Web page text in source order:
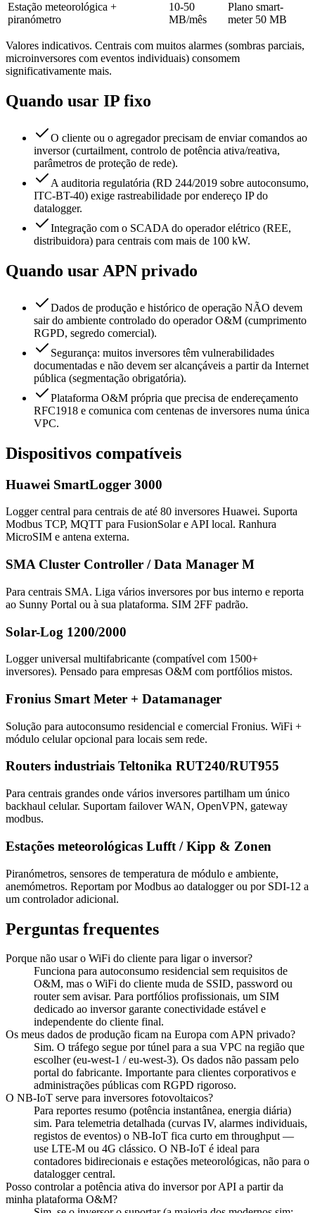
Estação meteorológica +
piranómetro
10-50
MB/mês
Plano smart-
meter 50 MB
Valores indicativos. Centrais com muitos alarmes (sombras parciais,
microinversores com eventos individuais) consomem
significativamente mais.
Quando usar IP fixo
O cliente ou o agregador precisam de enviar comandos ao
inversor (curtailment, controlo de potência ativa/reativa,
parâmetros de proteção de rede).
A auditoria regulatória (RD 244/2019 sobre autoconsumo,
ITC-BT-40) exige rastreabilidade por endereço IP do
datalogger.
Integração com o SCADA do operador elétrico (REE,
distribuidora) para centrais com mais de 100 kW.
Quando usar APN privado
Dados de produção e histórico de operação NÃO devem
sair do ambiente controlado do operador O&M (cumprimento
RGPD, segredo comercial).
Segurança: muitos inversores têm vulnerabilidades
documentadas e não devem ser alcançáveis a partir da Internet
pública (segmentação obrigatória).
Plataforma O&M própria que precisa de endereçamento
RFC1918 e comunica com centenas de inversores numa única
VPC.
Dispositivos compatíveis
Huawei SmartLogger 3000
Logger central para centrais de até 80 inversores Huawei. Suporta
Modbus TCP, MQTT para FusionSolar e API local. Ranhura
MicroSIM e antena externa.
SMA Cluster Controller / Data Manager M
Para centrais SMA. Liga vários inversores por bus interno e reporta
ao Sunny Portal ou à sua plataforma. SIM 2FF padrão.
Solar-Log 1200/2000
Logger universal multifabricante (compatível com 1500+
inversores). Pensado para empresas O&M com portfólios mistos.
Fronius Smart Meter + Datamanager
Solução para autoconsumo residencial e comercial Fronius. WiFi +
módulo celular opcional para locais sem rede.
Routers industriais Teltonika RUT240/RUT955
Para centrais grandes onde vários inversores partilham um único
backhaul celular. Suportam failover WAN, OpenVPN, gateway
modbus.
Estações meteorológicas Lufft / Kipp & Zonen
Piranómetros, sensores de temperatura de módulo e ambiente,
anemómetros. Reportam por Modbus ao datalogger ou por SDI-12 a
um controlador adicional.
Perguntas frequentes
Porque não usar o WiFi do cliente para ligar o inversor?
Funciona para autoconsumo residencial sem requisitos de
O&M, mas o WiFi do cliente muda de SSID, password ou
router sem avisar. Para portfólios profissionais, um SIM
dedicado ao inversor garante conectividade estável e
independente do cliente final.
Os meus dados de produção ficam na Europa com APN privado?
Sim. O tráfego segue por túnel para a sua VPC na região que
escolher (eu-west-1 / eu-west-3). Os dados não passam pelo
portal do fabricante. Importante para clientes corporativos e
administrações públicas com RGPD rigoroso.
O NB-IoT serve para inversores fotovoltaicos?
Para reportes resumo (potência instantânea, energia diária)
sim. Para telemetria detalhada (curvas IV, alarmes individuais,
registos de eventos) o NB-IoT fica curto em throughput —
use LTE-M ou 4G clássico. O NB-IoT é ideal para
contadores bidirecionais e estações meteorológicas, não para o
datalogger central.
Posso controlar a potência ativa do inversor por API a partir da
minha plataforma O&M?